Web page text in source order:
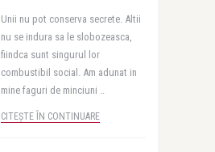
Unii nu pot conserva secrete. Altii
nu se indura sa le slobozeasca,
fiindca sunt singurul lor
combustibil social. Am adunat in
mine faguri de minciuni ..
CITEȘTE ÎN CONTINUARE